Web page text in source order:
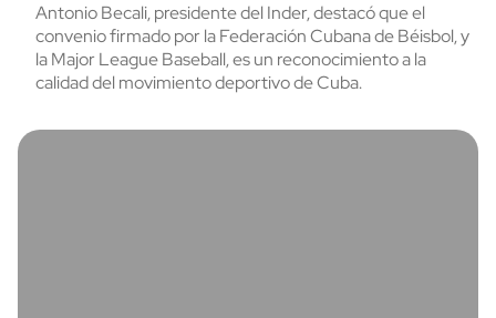
Antonio Becali, presidente del Inder, destacó que el
convenio firmado por la Federación Cubana de Béisbol, y
la Major League Baseball, es un reconocimiento a la
calidad del movimiento deportivo de Cuba.